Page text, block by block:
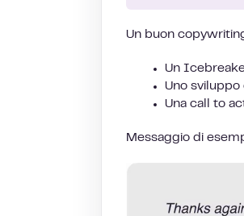
Un buon
Un
Uno sviluppo
Una call to
Messaggio di